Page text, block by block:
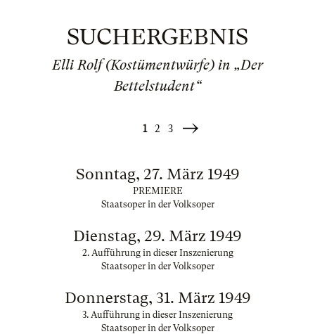
SUCHERGEBNIS
Elli Rolf (Kostümentwürfe) in „Der
Bettelstudent“
1 2 3
Weiter
Sonntag, 27. März 1949
PREMIERE
Staatsoper in der Volksoper
Dienstag, 29. März 1949
2. Aufführung in dieser Inszenierung
Staatsoper in der Volksoper
Donnerstag, 31. März 1949
3. Aufführung in dieser Inszenierung
Staatsoper in der Volksoper